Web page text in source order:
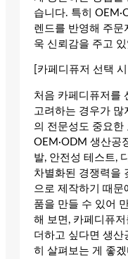
습니다. 특히
렌드를 반영해 주문
욱 신뢰감을 주고
[카페디퓨저 선택
처음 카페디퓨저를
고려하는 경우가 많
의 전문성도 중요한
OEM·ODM 생산공
발, 안전성 테스트,
차별화된 경쟁력을
으로 제작하기 때문
품을 만들 수 있어
해 보면, 카페디퓨
더하고 싶다면 생산
히 살펴보는 게 좋